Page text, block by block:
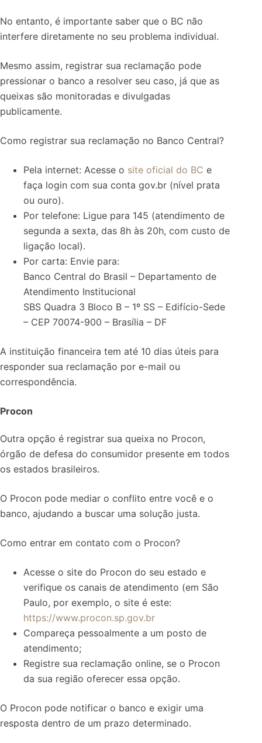
No entanto, é importante saber que o BC não
interfere diretamente no seu problema individual.
Mesmo assim, registrar sua reclamação pode
pressionar o banco a resolver seu caso, já que as
queixas são monitoradas e divulgadas
publicamente.
Como registrar sua reclamação no Banco Central?
Pela internet: Acesse o site oficial do BC e
faça login com sua conta gov.br (nível prata
ou ouro).
Por telefone: Ligue para 145 (atendimento de
segunda a sexta, das 8h às 20h, com custo de
ligação local).
Por carta: Envie para:
Banco Central do Brasil – Departamento de
Atendimento Institucional
SBS Quadra 3 Bloco B – 1º SS – Edifício-Sede
– CEP 70074-900 – Brasília – DF
A instituição financeira tem até 10 dias úteis para
responder sua reclamação por e-mail ou
correspondência.
Procon
Outra opção é registrar sua queixa no Procon,
órgão de defesa do consumidor presente em todos
os estados brasileiros.
O Procon pode mediar o conflito entre você e o
banco, ajudando a buscar uma solução justa.
Como entrar em contato com o Procon?
Acesse o site do Procon do seu estado e
verifique os canais de atendimento (em São
Paulo, por exemplo, o site é este:
https://www.procon.sp.gov.br
Compareça pessoalmente a um posto de
atendimento;
Registre sua reclamação online, se o Procon
da sua região oferecer essa opção.
O Procon pode notificar o banco e exigir uma
resposta dentro de um prazo determinado.